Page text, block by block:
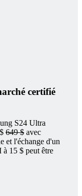
certifié
S24 Ultra
649 $ avec
et l'échange d'un
à 15 $ peut être